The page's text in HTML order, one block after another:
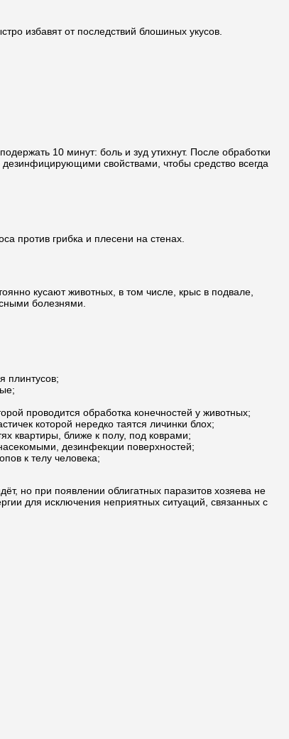
избавят от последствий блошиных укусов.
10 минут: боль и зуд утихнут. После обработки
свойствами, чтобы средство всегда
против грибка и плесени на стенах.
кусают животных, в том числе, крыс в подвале,
болезнями.
плинтусов;
проводится обработка конечностей у животных;
которой нередко таятся личинки блох;
квартиры, ближе к полу, под коврами;
дезинфекции поверхностей;
к телу человека;
но при появлении облигатных паразитов хозяева не
для исключения неприятных ситуаций, связанных с